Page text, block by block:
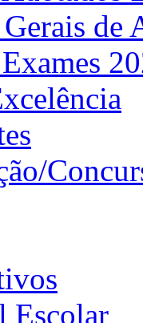
de
Escolar